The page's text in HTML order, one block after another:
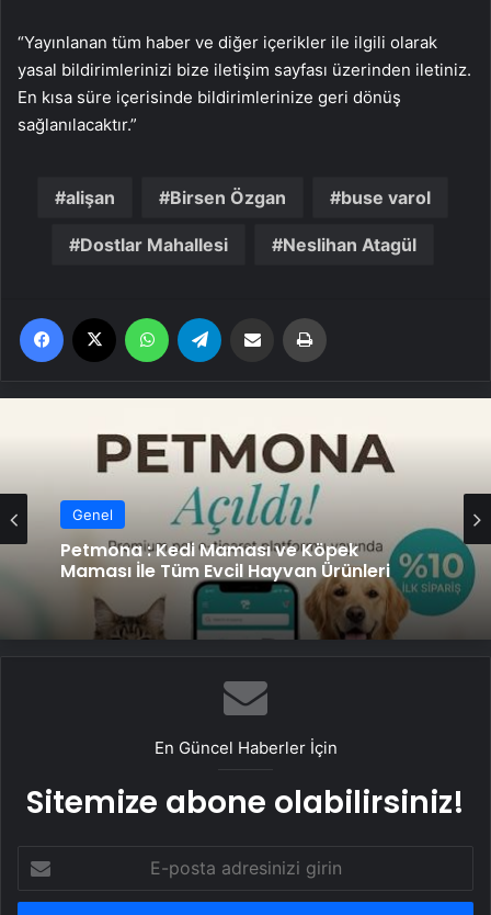
“Yayınlanan tüm haber ve diğer içerikler ile ilgili olarak
yasal bildirimlerinizi bize iletişim sayfası üzerinden iletiniz.
En kısa süre içerisinde bildirimlerinize geri dönüş
sağlanılacaktır.”
alişan Birsen Özgan buse varol
Dostlar Mahallesi Neslihan Atagül
Facebook WhatsApp Email'den paylaş
Genel
Maması İle Tüm Evcil Hayvan Ürünleri
Genel
Fiber İnternet
En Güncel Haberler İçin
Sitemize abone olabilirsiniz!
posta
adresinizi